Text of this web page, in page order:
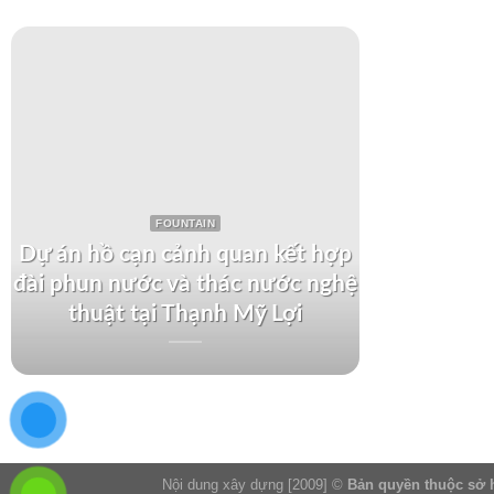
FOUNTAIN
Dự án hồ cạn cảnh quan kết hợp
đài phun nước và thác nước nghệ
thuật tại Thạnh Mỹ Lợi
Nội dung xây dựng [2009] © Bản quyền thuộc sở